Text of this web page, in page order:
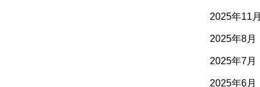
2025年11月
2025年8月
2025年7月
2025年6月